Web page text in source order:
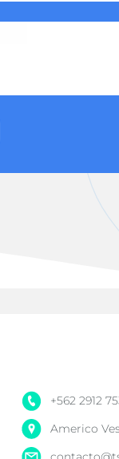
+562 2912
Americo